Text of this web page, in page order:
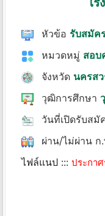
หัวข้อ รับสมัค
หมวดหมู่ สอบ
จังหวัด นครส
วุฒิการศึกษา
วันที่เปิดรับสมั
ผ่าน/ไม่ผ่าน ก
ไฟล์แนป ::: ประกา